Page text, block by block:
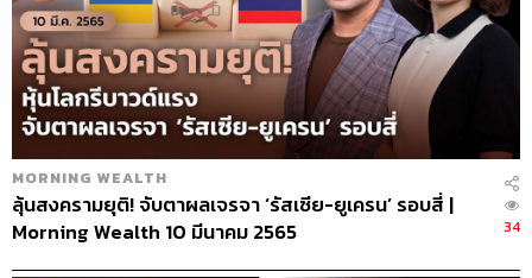
MORNING WEALTH
ลุ้นสงครามยุติ! จับตาผลเจรจา ‘รัสเซีย-ยูเครน’ รอบสี่ |
Morning Wealth 10 มีนาคม 2565
34